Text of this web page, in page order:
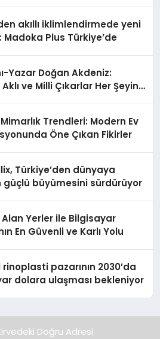
akıllı iklimlendirmede yeni
Madoka Plus Türkiye’de
Yazar Doğan Akdeniz:
ve Milli Çıkarlar Her Şeyin
Trendleri: Modern Ev
Öne Çıkan Fikirler
Türkiye’den dünyaya
güçlü büyümesini sürdürüyor
Yerler ile Bilgisayar
En Güvenli ve Karlı Yolu
rinoplasti pazarının 2030’da
dolara ulaşması bekleniyor
Doğru Adresi